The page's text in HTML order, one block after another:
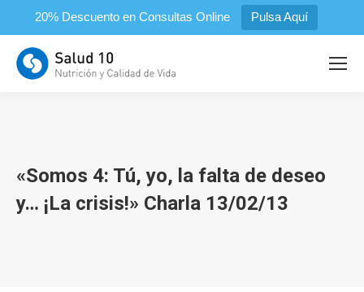
20% Descuento en Consultas Online Pulsa Aquí
«Somos 4: Tú, yo, la falta de deseo
y… ¡La crisis!» Charla 13/02/13